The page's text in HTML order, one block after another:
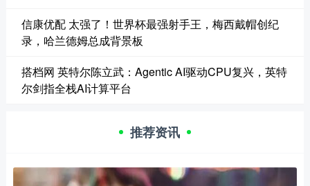
信康优配 太强了！世界杯最强射手王，梅西戴帽创纪
录，哈兰德姆总成背景板
搭档网 英特尔陈立武：Agentic AI驱动CPU复兴，英特
尔剑指全栈AI计算平台
推荐资讯